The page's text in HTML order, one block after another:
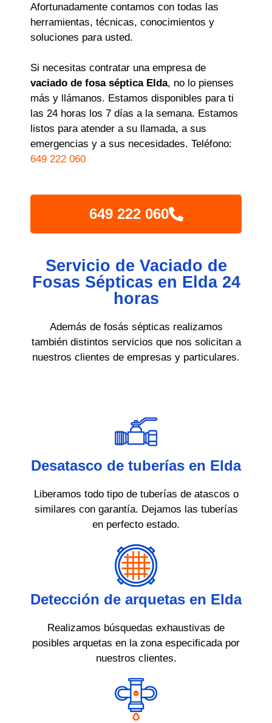
Afortunadamente contamos con todas las
herramientas, técnicas, conocimientos y
soluciones para usted.
Si necesitas contratar una empresa de
vaciado de fosa séptica Elda, no lo pienses
más y llámanos. Estamos disponibles para ti
las 24 horas los 7 días a la semana. Estamos
listos para atender a su llamada, a sus
emergencias y a sus necesidades. Teléfono:
649 222 060
649 222 060
Servicio de Vaciado de
Fosas Sépticas en Elda 24
horas
Además de fosás sépticas realizamos
también distintos servicios que nos solicitan a
nuestros clientes de empresas y particulares.
Desatasco de tuberías en Elda
Liberamos todo tipo de tuberías de atascos o
similares con garantía. Dejamos las tuberías
en perfecto estado.
Detección de arquetas en Elda
Realizamos búsquedas exhaustivas de
posibles arquetas en la zona especificada por
nuestros clientes.